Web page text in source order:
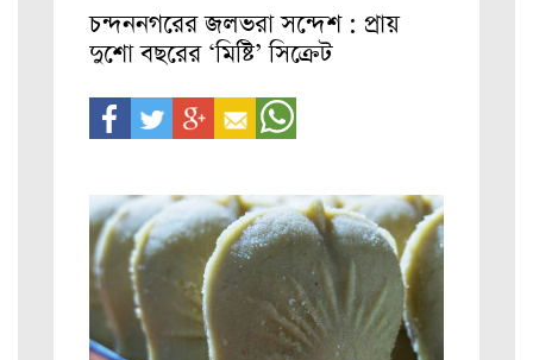
চন্দননগরের জলভরা সন্দেশ : প্রায়
দুশো বছরের ‘মিষ্টি’ সিক্রেট